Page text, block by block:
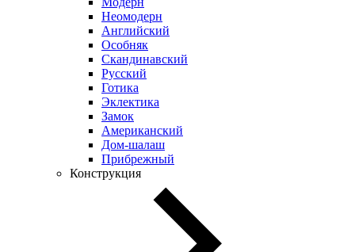
Неомодерн
Английский
Особняк
Скандинавский
Русский
Готика
Эклектика
Замок
Американский
Дом-шалаш
Прибрежный
Конструкция